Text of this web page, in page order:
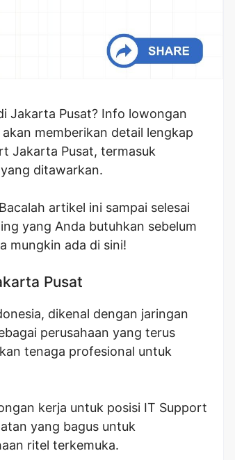
Jakarta Pusat? Info lowongan
memberikan detail lengkap
Jakarta Pusat, termasuk
ditawarkan.
artikel ini sampai selesai
yang Anda butuhkan sebelum
mungkin ada di sini!
Pusat
dikenal dengan jaringan
perusahaan yang terus
tenaga profesional untuk
kerja untuk posisi IT Support
yang bagus untuk
ritel terkemuka.